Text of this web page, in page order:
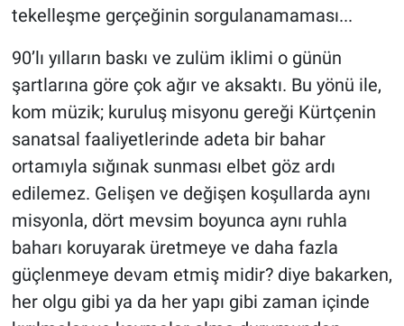
tekelleşme gerçeğinin sorgulanamaması...
90’lı yılların baskı ve zulüm iklimi o günün
şartlarına göre çok ağır ve aksaktı. Bu yönü ile,
kom müzik; kuruluş misyonu gereği Kürtçenin
sanatsal faaliyetlerinde adeta bir bahar
ortamıyla sığınak sunması elbet göz ardı
edilemez. Gelişen ve değişen koşullarda aynı
misyonla, dört mevsim boyunca aynı ruhla
baharı koruyarak üretmeye ve daha fazla
güçlenmeye devam etmiş midir? diye bakarken,
her olgu gibi ya da her yapı gibi zaman içinde